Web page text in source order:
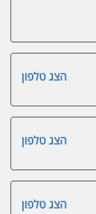
הצג טלפון
הצג טלפון
הצג טלפון